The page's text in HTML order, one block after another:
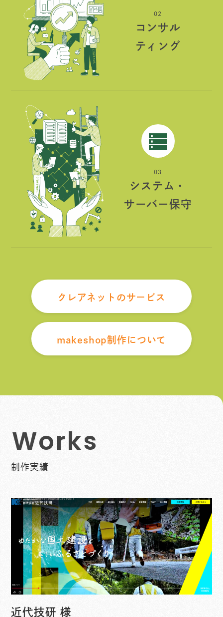
02
コンサル
ティング
03
システム・
サーバー保守
クレアネットのサービス
makeshop制作について
Works
制作実績
近代技研 様